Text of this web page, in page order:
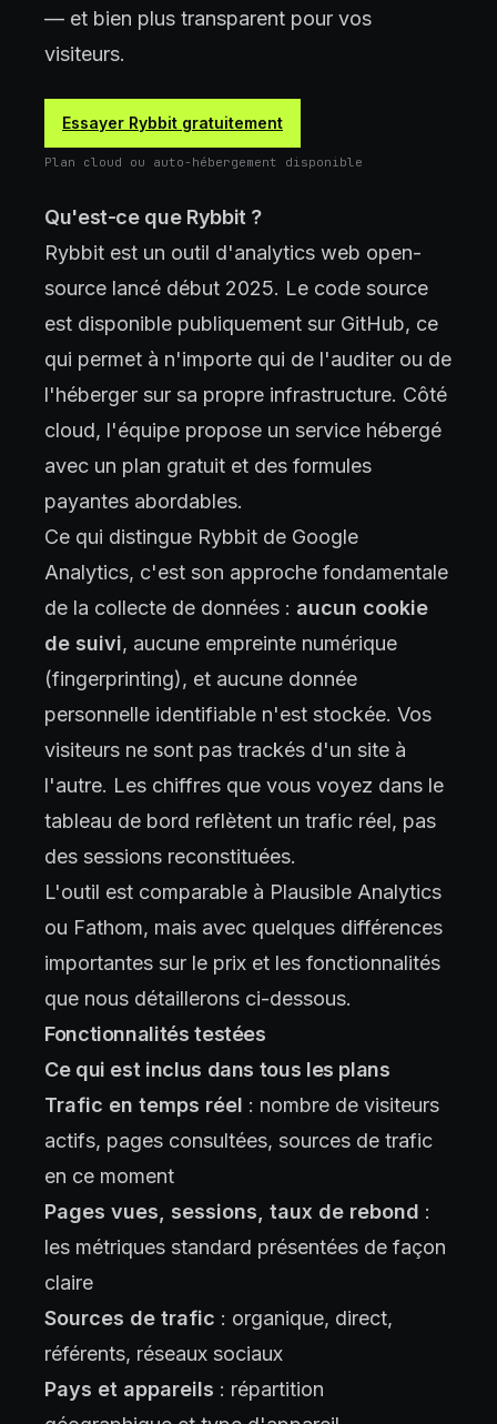
— et bien plus transparent pour vos
visiteurs.
Essayer Rybbit gratuitement
Plan cloud ou auto-hébergement disponible
Qu'est-ce que Rybbit ?
Rybbit est un outil d'analytics web open-
source lancé début 2025. Le code source
est disponible publiquement sur GitHub, ce
qui permet à n'importe qui de l'auditer ou de
l'héberger sur sa propre infrastructure. Côté
cloud, l'équipe propose un service hébergé
avec un plan gratuit et des formules
payantes abordables.
Ce qui distingue Rybbit de Google
Analytics, c'est son approche fondamentale
de la collecte de données : aucun cookie
de suivi, aucune empreinte numérique
(fingerprinting), et aucune donnée
personnelle identifiable n'est stockée. Vos
visiteurs ne sont pas trackés d'un site à
l'autre. Les chiffres que vous voyez dans le
tableau de bord reflètent un trafic réel, pas
des sessions reconstituées.
L'outil est comparable à Plausible Analytics
ou Fathom, mais avec quelques différences
importantes sur le prix et les fonctionnalités
que nous détaillerons ci-dessous.
Fonctionnalités testées
Ce qui est inclus dans tous les plans
Trafic en temps réel : nombre de visiteurs
actifs, pages consultées, sources de trafic
en ce moment
Pages vues, sessions, taux de rebond :
les métriques standard présentées de façon
claire
Sources de trafic : organique, direct,
référents, réseaux sociaux
Pays et appareils : répartition